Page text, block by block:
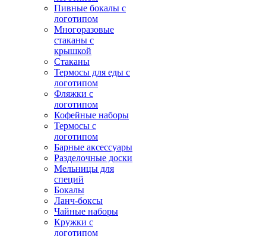
Пивные бокалы с
логотипом
Многоразовые
стаканы с
крышкой
Стаканы
Термосы для еды с
логотипом
Фляжки с
логотипом
Кофейные наборы
Термосы с
логотипом
Барные аксессуары
Разделочные доски
Мельницы для
специй
Бокалы
Ланч-боксы
Чайные наборы
Кружки с
логотипом